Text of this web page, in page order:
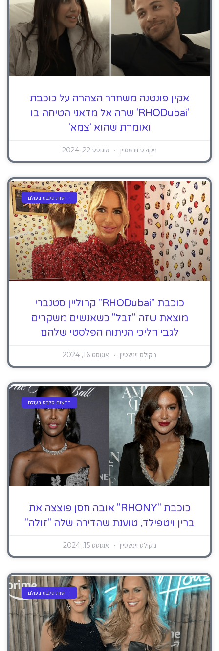
אקין פונטנה משחרר הצהרה על כוכבת
'RHODubai' שרה אל מדאני הטיחה בו
ואומרת שהוא 'צמא'
ניקולס וינשטיין אוגוסט 22, 2024
חדשות סלבס בעולם
כוכבת "RHODubai" קרוליין סטנברי
מוצאת שזה "זבל" כשאנשים משקרים
לגבי הליכי הניתוח הפלסטי שלהם
ניקולס וינשטיין אוגוסט 16, 2024
חדשות סלבס בעולם
כוכבת "RHONY" אובה חסן פוצצה את
ברין ויטפילד, טוענת שהדירה שלה "זולה"
ניקולס וינשטיין אוגוסט 15, 2024
חדשות סלבס בעולם